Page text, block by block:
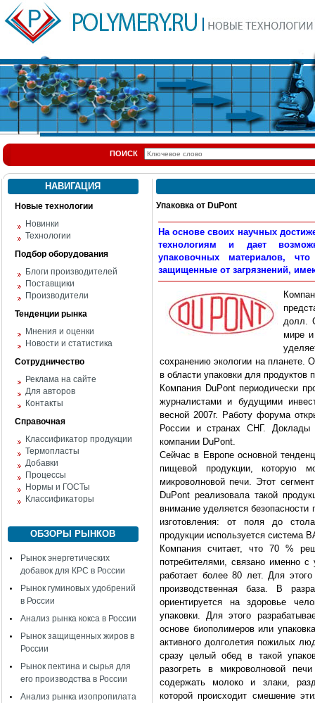
ПОИСК
НАВИГАЦИЯ
Новые технологии
Новинки
Технологии
Подбор оборудования
Блоги производителей
Поставщики
Производители
Тенденции рынка
Мнения и оценки
Новости и статистика
Сотрудничество
Реклама на сайте
Для авторов
Контакты
Справочная
Классификатор продукции
Термопласты
Добавки
Процессы
Нормы и ГОСТы
Классификаторы
ОБЗОРЫ РЫНКОВ
Рынок энергетических
добавок для КРС в России
Рынок гуминовых удобрений
в России
Анализ рынка кокса в России
Рынок защищенных жиров в
России
Рынок пектина и сырья для
его производства в России
Анализ рынка изопропилата
Упаковка от DuPont
На основе своих научных
технологиям и дает
упаковочных материалов,
защищенные от загрязнений,
долл.
мире
сохранению экологии на планете.
в области упаковки для продуктов
Компания DuPont периодически
журналистами и будущими
весной 2007г. Работу форума
России и странах СНГ. Доклады
компании DuPont.
Сейчас в Европе основной
пищевой продукции, которую
микроволновой печи. Этот
DuPont реализовала такой
внимание уделяется безопасности
изготовления: от поля до
продукции используется система
Компания считает, что 70 %
потребителями, связано именно
работает более 80 лет. Для
производственная база. В
ориентируется на здоровье
упаковки. Для этого
основе биополимеров или
активного долголетия пожилых
сразу целый обед в такой
разогреть в микроволновой
содержать молоко и злаки,
которой происходит смешение